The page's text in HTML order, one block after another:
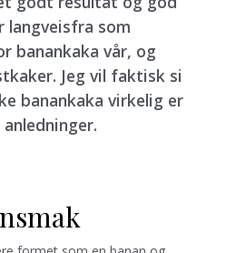
langveisfra som
banankaka vår, og
Jeg vil faktisk si
banankaka virkelig er